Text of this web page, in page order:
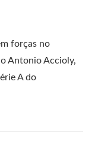
forças no
Antonio Accioly,
A do